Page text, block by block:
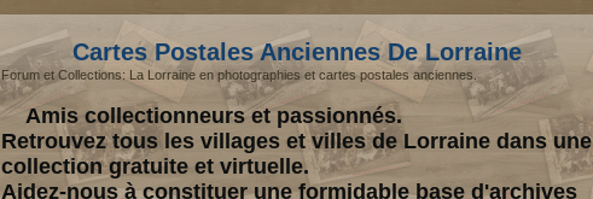
Cartes Postales Anciennes De Lorraine
Forum et Collections: La Lorraine en photographies et cartes postales anciennes.
Amis collectionneurs et passionnés.
Retrouvez tous les villages et villes de Lorraine dans une
collection gratuite et virtuelle.
Aidez-nous à constituer une formidable base d'archives